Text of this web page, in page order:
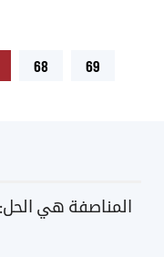
68
69
المناصفة هي الحل: